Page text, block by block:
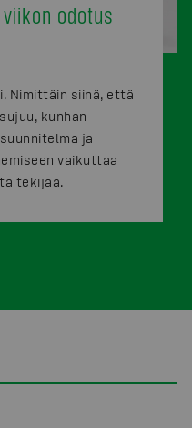
odotus
Nimittäin siinä, että
kunhan
ja
vaikuttaa
tekijää.